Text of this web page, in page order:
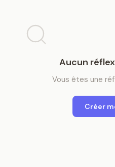
Aucun
Vous êtes une
Créer